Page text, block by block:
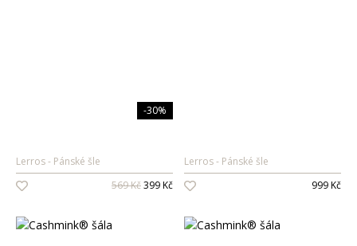
-30%
Lerros
Pánské šle
569 Kč399 Kč
Lerros
Pánské šle
999 Kč